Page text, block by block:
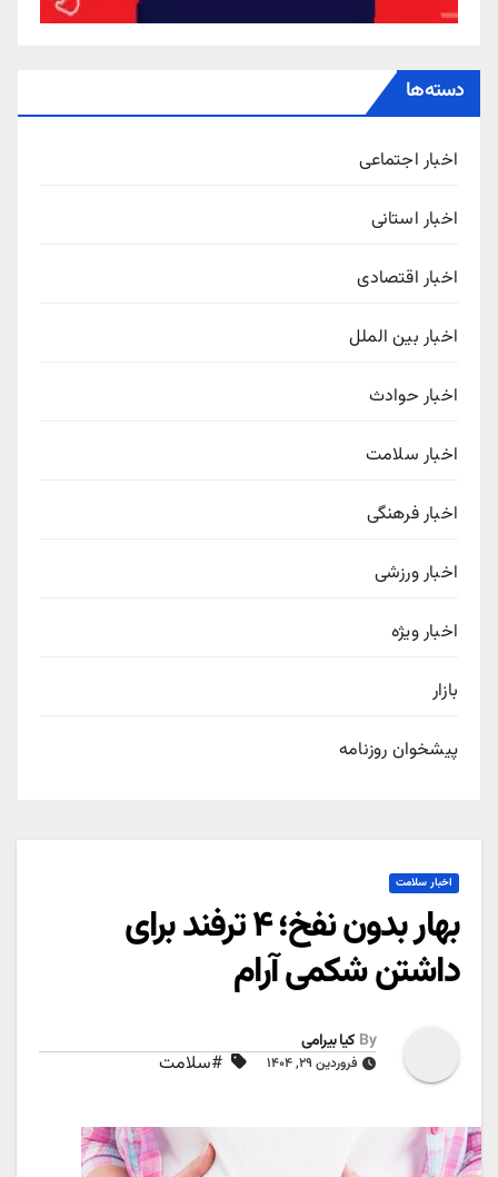
دسته‌ها
اخبار اجتماعی
اخبار استانی
اخبار اقتصادی
اخبار بین الملل
اخبار حوادث
اخبار سلامت
اخبار فرهنگی
اخبار ورزشی
اخبار ویژه
بازار
پیشخوان روزنامه
اخبار سلامت
بهار بدون نفخ؛ ۴ ترفند برای
داشتن شکمی آرام
By کیا بیرامی
فروردین ۲۹, ۱۴۰۴ #سلامت